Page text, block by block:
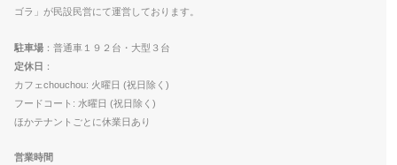
ゴラ」が民設民営にて運営しております。
駐車場 ：普通車１９２台・大型３台
定休日 ：
カフェchouchou: 火曜日 (祝日除く)
フードコート: 水曜日 (祝日除く)
ほかテナントごとに休業日あり
営業時間